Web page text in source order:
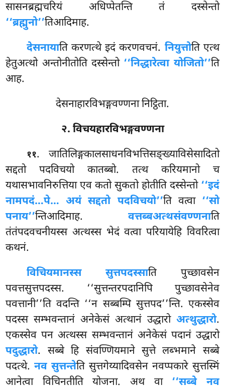
सासनब्रह्मचरियं अधिप्पेतन्ति तं दस्सेन्तो
‘‘ब्रह्मुनो’’तिआदिमाह.
देसनायाति करणत्थे इदं करणवचनं. नियुत्तोति एत्थ
हेतुअत्थो अन्तोनीतोति दस्सेन्तो ‘‘निद्धारेत्वा योजितो’’ति
आह.
देसनाहारविभङ्गवण्णना निट्ठिता.
२. विचयहारविभङ्गवण्णना
११. जातिलिङ्गकालसाधनविभत्तिसङ्ख्याविसेसादितो
सद्दतो पदविचयो कातब्बो. तत्थ करियमानो च
यथासभावनिरुत्तिया एव कतो सुकतो होतीति दस्सेन्तो ‘‘इदं
नामपदं…पे… अयं सद्दतो पदविचयो’’ति वत्वा ‘‘सो
पनाय’’न्तिआदिमाह. वत्तब्बअत्थसंवण्णनाति
तंतंपदवचनीयस्स अत्थस्स भेदं वत्वा परियायेहि विवरित्वा
कथनं.
विचियमानस्स सुत्तपदस्साति पुच्छावसेन
पवत्तसुत्तपदस्स. ‘‘सुत्तन्तरपदानिपि पुच्छावसेनेव
पवत्तानी’’ति वदन्ति ‘‘न सब्बम्पि सुत्तपद’’न्ति. एकस्सेव
पदस्स सम्भवन्तानं अनेकेसं अत्थानं उद्धारो अत्थुद्धारो.
एकस्सेव पन अत्थस्स सम्भवन्तानं अनेकेसं पदानं उद्धारो
पदुद्धारो. सब्बे हि संवण्णियमाने सुत्ते लब्भमाने सब्बे
पदत्थे.नव सुत्तन्तेति सुत्तगेय्यादिवसेन नवप्पकारे सुत्तस्मिं
आनेत्वा विचिनतीतियोजना. अथ वा ‘‘सब्बे नव